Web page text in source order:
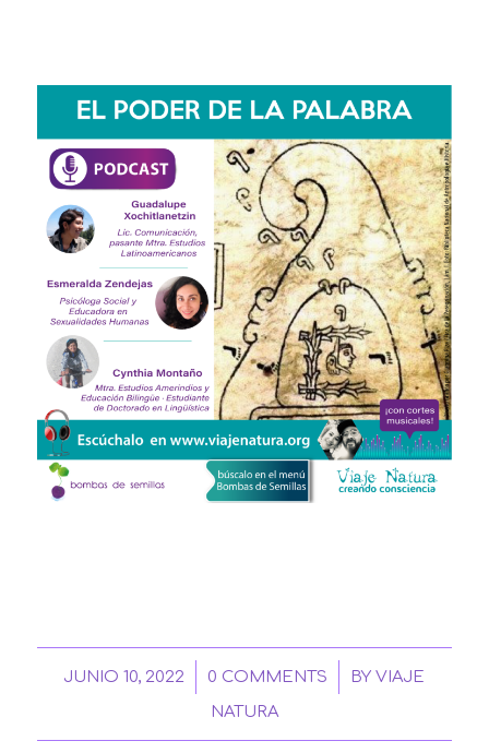
JUNIO 10, 2022
/ 0 COMMENTS
/ BYVIAJE
NATURA